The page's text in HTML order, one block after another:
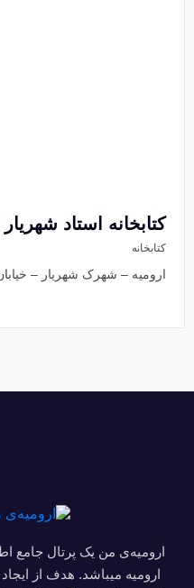
کتابخانه استاد
کتابخانه
ارومیه – شهرک شهریار – خیابان حیدربابا ۲ –
ارومیه‌ی من یک پرتال
ارومیه میباشد. هدف از